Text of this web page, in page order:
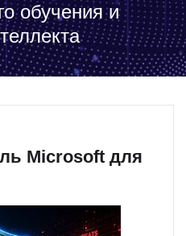
обучения и
Microsoft для